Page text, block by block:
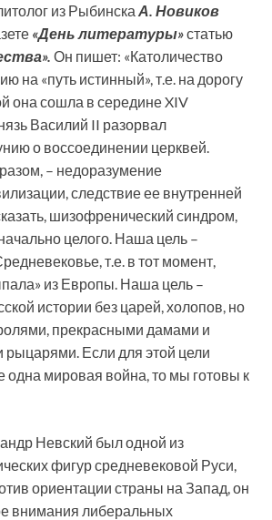
из Рыбинска А. Новиков
«День литературы»статью
Он пишет: «Католичество
на «путь истинный», т.е. на дорогу
она сошла в середине XIV
Василий II разорвал
о воссоединении церквей.
– недоразумение
следствие ее внутренней
шизофренический синдром,
целого. Наша цель –
т.е. в тот момент,
из Европы. Наша цель –
истории без царей, холопов, но
прекрасными дамами и
Если для этой цели
одна мировая война, то мы готовы к
Невский был одной из
фигур средневековой Руси,
ориентации страны на Запад, он
внимания либеральных